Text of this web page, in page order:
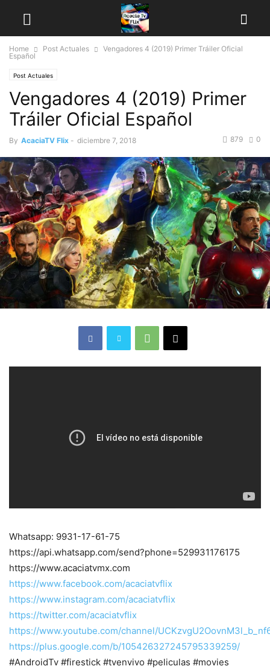
Home Post Actuales
Vengadores 4 (2019) Primer Tráiler Oficial
Español
Post Actuales
Vengadores 4 (2019) Primer
Tráiler Oficial Español
By AcaciaTV Flix - diciembre 7, 2018 0
879
Whatsapp: 9931-17-61-75
https://api.whatsapp.com/send?phone=529931176175
https://www.acaciatvmx.com
https://www.facebook.com/acaciatvflix
https://www.instagram.com/acaciatvflix
https://twitter.com/acaciatvflix
https://www.youtube.com/channel/
https://plus.google.com/b/105426327245795339259/
#AndroidTv #firestick #tvenvivo #peliculas #movies